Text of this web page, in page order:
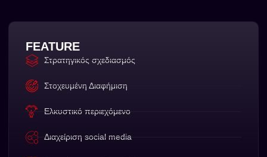
FEATURE
Στρατηγικός σχεδιασμός
Στοχευμένη Διαφήμιση
Ελκυστικό περιεχόμενο
Διαχείριση social media